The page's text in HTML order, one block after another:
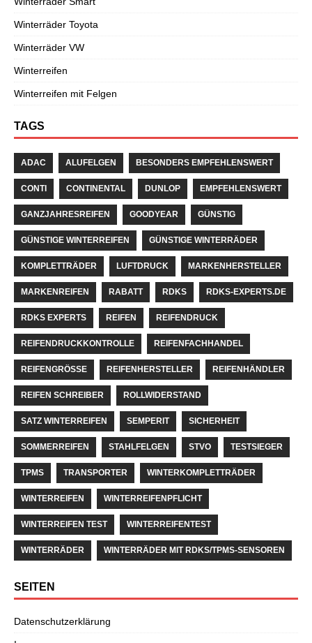
Winterräder Toyota
Winterräder VW
Winterreifen
Winterreifen mit Felgen
TAGS
ADAC ALUFELGEN BESONDERS EMPFEHLENSWERT
CONTI CONTINENTAL DUNLOP EMPFEHLENSWERT
GANZJAHRESREIFEN GOODYEAR GÜNSTIG
GÜNSTIGE WINTERREIFEN GÜNSTIGE WINTERRÄDER
KOMPLETTRÄDER LUFTDRUCK MARKENHERSTELLER
MARKENREIFEN RABATT RDKS RDKS-EXPERTS.DE
RDKS EXPERTS REIFEN REIFENDRUCK
REIFENDRUCKKONTROLLE REIFENFACHHANDEL
REIFENGRÖSSE REIFENHERSTELLER REIFENHÄNDLER
REIFEN SCHREIBER ROLLWIDERSTAND
SATZ WINTERREIFEN SEMPERIT SICHERHEIT
SOMMERREIFEN STAHLFELGEN STVO TESTSIEGER
TPMS TRANSPORTER WINTERKOMPLETTRÄDER
WINTERREIFEN WINTERREIFENPFLICHT
WINTERREIFEN TEST WINTERREIFENTEST
WINTERRÄDER WINTERRÄDER MIT RDKS/TPMS-SENSOREN
SEITEN
Datenschutzerklärung